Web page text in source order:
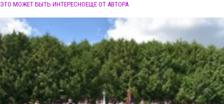
ЭТО МОЖЕТ БЫТЬ ИНТЕРЕСНОЕЩЕ ОТ АВТОРА